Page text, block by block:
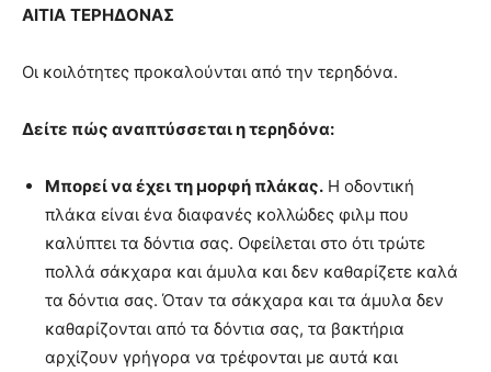
ΑΙΤΙΑ ΤΕΡΗΔΟΝΑΣ
Οι κοιλότητες προκαλούνται από την τερηδόνα.
Δείτε πώς αναπτύσσεται η τερηδόνα:
Μπορεί να έχει τη μορφή πλάκας. Η οδοντική
πλάκα είναι ένα διαφανές κολλώδες φιλμ που
καλύπτει τα δόντια σας. Οφείλεται στο ότι τρώτε
πολλά σάκχαρα και άμυλα και δεν καθαρίζετε καλά
τα δόντια σας. Όταν τα σάκχαρα και τα άμυλα δεν
καθαρίζονται από τα δόντια σας, τα βακτήρια
αρχίζουν γρήγορα να τρέφονται με αυτά και